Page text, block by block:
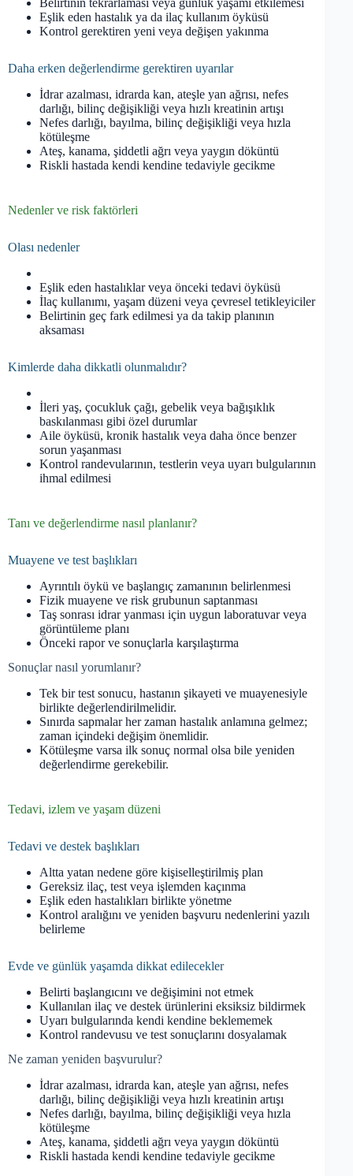
Belirtinin tekrarlaması veya günlük yaşamı etkilemesi
Eşlik eden hastalık ya da ilaç kullanım öyküsü
Kontrol gerektiren yeni veya değişen yakınma
Daha erken değerlendirme gerektiren uyarılar
İdrar azalması, idrarda kan, ateşle yan ağrısı, nefes
darlığı, bilinç değişikliği veya hızlı kreatinin artışı
Nefes darlığı, bayılma, bilinç değişikliği veya hızla
kötüleşme
Ateş, kanama, şiddetli ağrı veya yaygın döküntü
Riskli hastada kendi kendine tedaviyle gecikme
Nedenler ve risk faktörleri
Olası nedenler
Eşlik eden hastalıklar veya önceki tedavi öyküsü
İlaç kullanımı, yaşam düzeni veya çevresel tetikleyiciler
Belirtinin geç fark edilmesi ya da takip planının
aksaması
Kimlerde daha dikkatli olunmalıdır?
İleri yaş, çocukluk çağı, gebelik veya bağışıklık
baskılanması gibi özel durumlar
Aile öyküsü, kronik hastalık veya daha önce benzer
sorun yaşanması
Kontrol randevularının, testlerin veya uyarı bulgularının
ihmal edilmesi
Tanı ve değerlendirme nasıl planlanır?
Muayene ve test başlıkları
Ayrıntılı öykü ve başlangıç zamanının belirlenmesi
Fizik muayene ve risk grubunun saptanması
Taş sonrası idrar yanması için uygun laboratuvar veya
görüntüleme planı
Önceki rapor ve sonuçlarla karşılaştırma
Sonuçlar nasıl yorumlanır?
Tek bir test sonucu, hastanın şikayeti ve muayenesiyle
birlikte değerlendirilmelidir.
Sınırda sapmalar her zaman hastalık anlamına gelmez;
zaman içindeki değişim önemlidir.
Kötüleşme varsa ilk sonuç normal olsa bile yeniden
değerlendirme gerekebilir.
Tedavi, izlem ve yaşam düzeni
Tedavi ve destek başlıkları
Altta yatan nedene göre kişiselleştirilmiş plan
Gereksiz ilaç, test veya işlemden kaçınma
Eşlik eden hastalıkları birlikte yönetme
Kontrol aralığını ve yeniden başvuru nedenlerini yazılı
belirleme
Evde ve günlük yaşamda dikkat edilecekler
Belirti başlangıcını ve değişimini not etmek
Kullanılan ilaç ve destek ürünlerini eksiksiz bildirmek
Uyarı bulgularında kendi kendine beklememek
Kontrol randevusu ve test sonuçlarını dosyalamak
Ne zaman yeniden başvurulur?
İdrar azalması, idrarda kan, ateşle yan ağrısı, nefes
darlığı, bilinç değişikliği veya hızlı kreatinin artışı
Nefes darlığı, bayılma, bilinç değişikliği veya hızla
kötüleşme
Ateş, kanama, şiddetli ağrı veya yaygın döküntü
Riskli hastada kendi kendine tedaviyle gecikme